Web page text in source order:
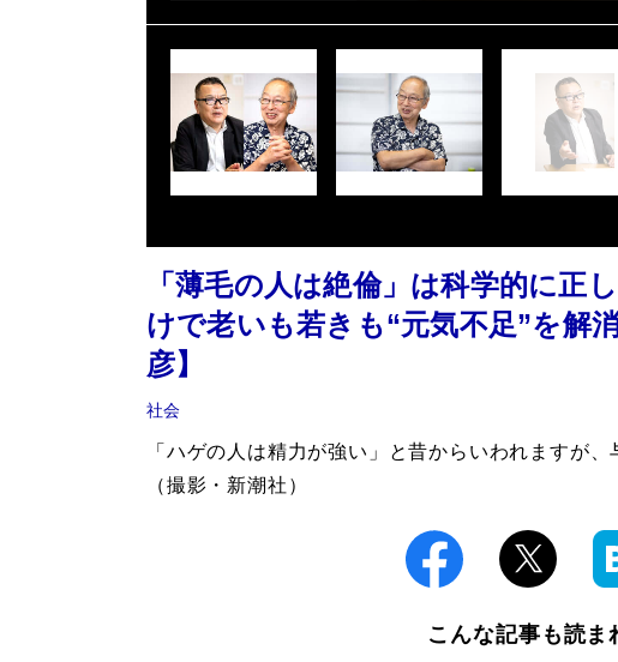
「薄毛の人は絶倫」は科学的に
けで老いも若きも“元気不足”を解
彦】
社会
「ハゲの人は精力が強い」と昔からいわれますが
（撮影・新潮社）
こんな記事も読ま